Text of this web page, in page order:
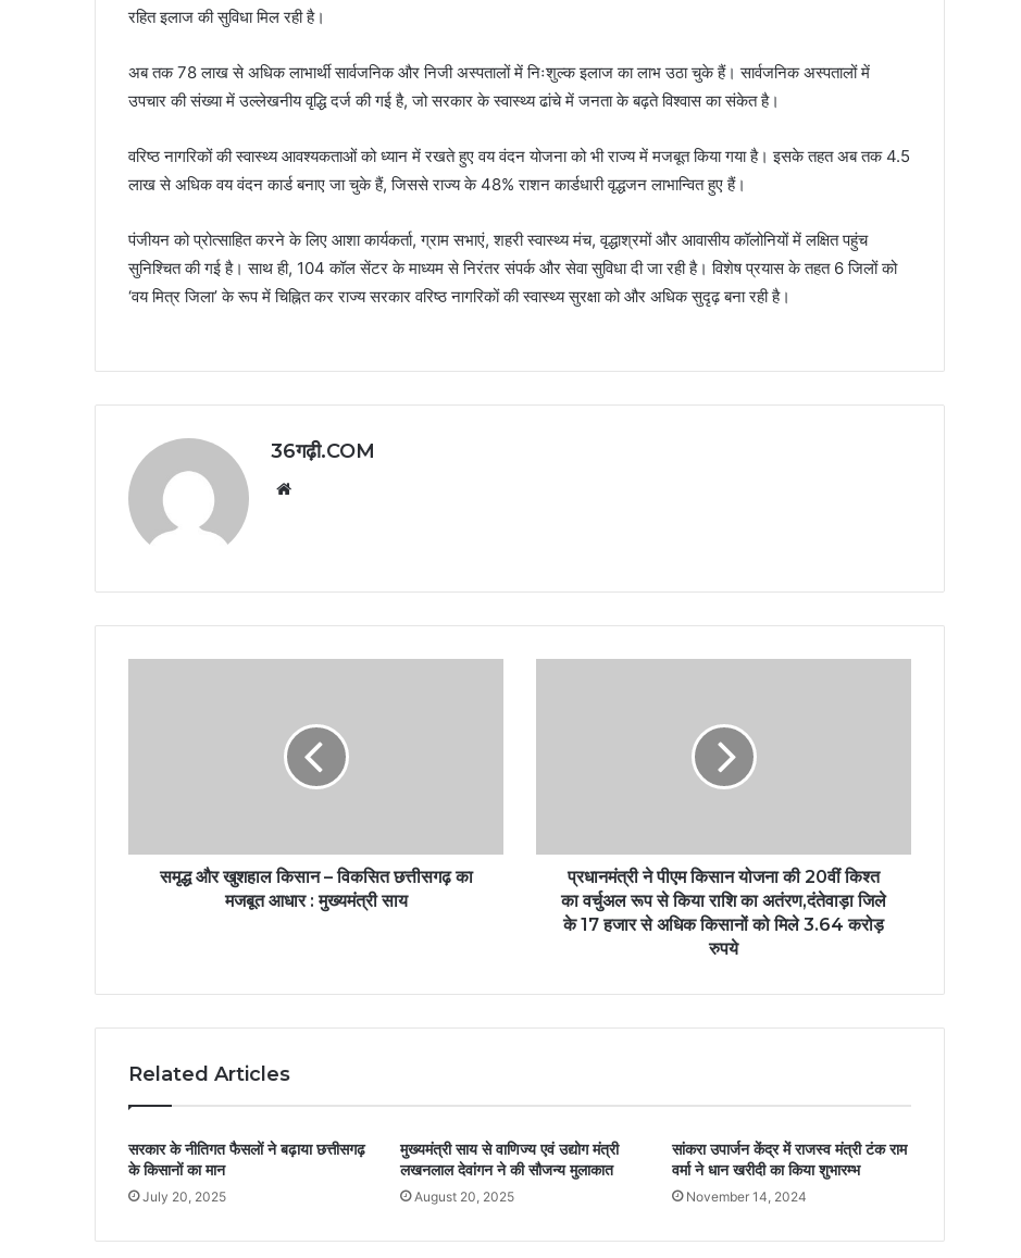
रहित इलाज की सुविधा मिल रही है।
अब तक 78 लाख से अधिक लाभार्थी सार्वजनिक और निजी अस्पतालों में निःशुल्क इलाज का लाभ उठा चुके हैं। सार्वजनिक अस्पतालों में
उपचार की संख्या में उल्लेखनीय वृद्धि दर्ज की गई है, जो सरकार के स्वास्थ्य ढांचे में जनता के बढ़ते विश्वास का संकेत है।
वरिष्ठ नागरिकों की स्वास्थ्य आवश्यकताओं को ध्यान में रखते हुए वय वंदन योजना को भी राज्य में मजबूत किया गया है। इसके तहत अब तक 4.5
लाख से अधिक वय वंदन कार्ड बनाए जा चुके हैं, जिससे राज्य के 48% राशन कार्डधारी वृद्धजन लाभान्वित हुए हैं।
पंजीयन को प्रोत्साहित करने के लिए आशा कार्यकर्ता, ग्राम सभाएं, शहरी स्वास्थ्य मंच, वृद्धाश्रमों और आवासीय कॉलोनियों में लक्षित पहुंच
सुनिश्चित की गई है। साथ ही, 104 कॉल सेंटर के माध्यम से निरंतर संपर्क और सेवा सुविधा दी जा रही है। विशेष प्रयास के तहत 6 जिलों को
‘वय मित्र जिला’ के रूप में चिह्नित कर राज्य सरकार वरिष्ठ नागरिकों की स्वास्थ्य सुरक्षा को और अधिक सुदृढ़ बना रही है।
36गढ़ी.COM
समृद्ध और खुशहाल किसान – विकसित छत्तीसगढ़ का
मजबूत आधार : मुख्यमंत्री साय
प्रधानमंत्री ने पीएम किसान योजना की 20वीं किश्त
का वर्चुअल रूप से किया राशि का अतंरण,दंतेवाड़ा जिले
के 17 हजार से अधिक किसानों को मिले 3.64 करोड़
रुपये
Related Articles
सरकार के नीतिगत फैसलों ने बढ़ाया छत्तीसगढ़
के किसानों का मान
July 20, 2025
मुख्यमंत्री साय से वाणिज्य एवं उद्योग मंत्री
लखनलाल देवांगन ने की सौजन्य मुलाकात
August 20, 2025
सांकरा उपार्जन केंद्र में राजस्व मंत्री टंक राम
वर्मा ने धान खरीदी का किया शुभारम्भ
November 14, 2024